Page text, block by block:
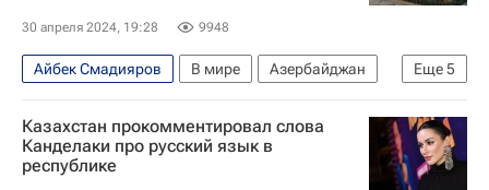
30 апреля 2024, 19:28 9948
Еще5
Айбек Смадияров В мире
Азербайджан
Алма-Ата
Армения
Казахстан
Касым-Жомарт Токаев
Джейхун Байрамов
Казахстан прокомментировал слова
Канделаки про русский язык в
республике